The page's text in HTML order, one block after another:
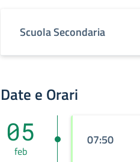
Scuola Secondaria
Date e Orari
05
feb
07:50